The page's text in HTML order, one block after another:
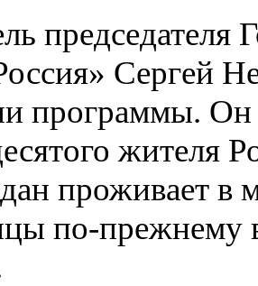
Сергей
программы. Он
жителя
проживает в
по-прежнему